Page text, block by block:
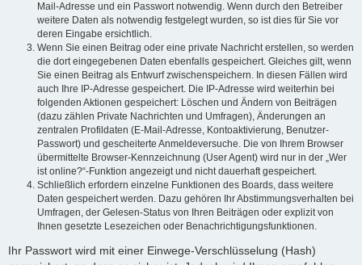
Mail-Adresse und ein Passwort notwendig. Wenn durch den Betreiber
weitere Daten als notwendig festgelegt wurden, so ist dies für Sie vor
deren Eingabe ersichtlich.
Wenn Sie einen Beitrag oder eine private Nachricht erstellen, so werden
die dort eingegebenen Daten ebenfalls gespeichert. Gleiches gilt, wenn
Sie einen Beitrag als Entwurf zwischenspeichern. In diesen Fällen wird
auch Ihre IP-Adresse gespeichert. Die IP-Adresse wird weiterhin bei
folgenden Aktionen gespeichert: Löschen und Ändern von Beiträgen
(dazu zählen Private Nachrichten und Umfragen), Änderungen an
zentralen Profildaten (E-Mail-Adresse, Kontoaktivierung, Benutzer-
Passwort) und gescheiterte Anmeldeversuche. Die von Ihrem Browser
übermittelte Browser-Kennzeichnung (User Agent) wird nur in der „Wer
ist online?“-Funktion angezeigt und nicht dauerhaft gespeichert.
Schließlich erfordern einzelne Funktionen des Boards, dass weitere
Daten gespeichert werden. Dazu gehören Ihr Abstimmungsverhalten bei
Umfragen, der Gelesen-Status von Ihren Beiträgen oder explizit von
Ihnen gesetzte Lesezeichen oder Benachrichtigungsfunktionen.
Ihr Passwort wird mit einer Einwege-Verschlüsselung (Hash)